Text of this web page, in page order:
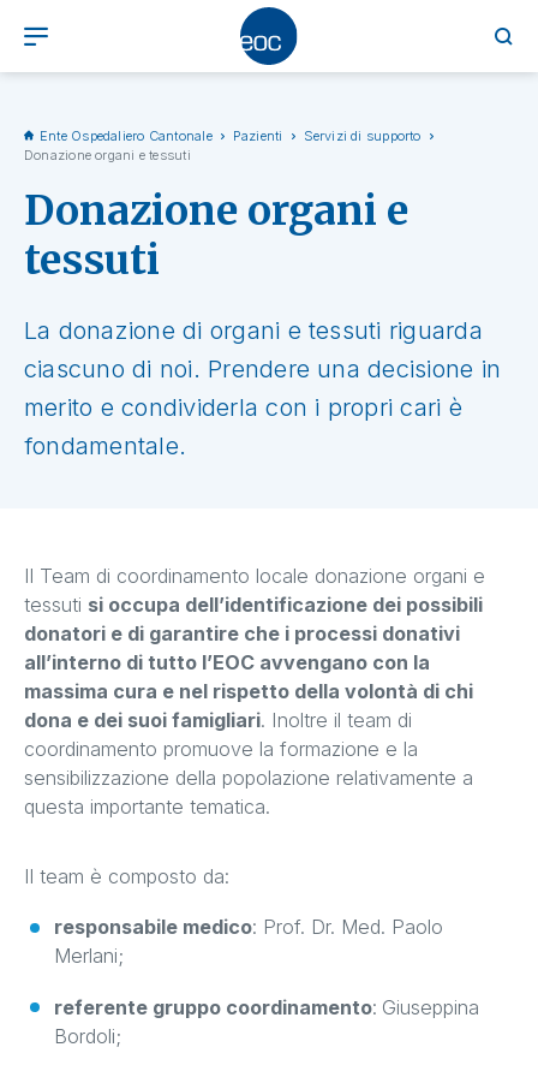
Ente Ospedaliero Cantonale Pazienti
Servizi di supporto
Donazione organi e tessuti
Donazione organi e
tessuti
La donazione di organi e tessuti riguarda
ciascuno di noi. Prendere una decisione in
merito e condividerla con i propri cari è
fondamentale.
Il Team di coordinamento locale donazione organi e
tessuti si occupa dell’identificazione dei possibili
donatori e di garantire che i processi donativi
all’interno di tutto l’EOC avvengano con la
massima cura e nel rispetto della volontà di chi
dona e dei suoi famigliari. Inoltre il team di
coordinamento promuove la formazione e la
sensibilizzazione della popolazione relativamente a
questa importante tematica.
Il team è composto da:
responsabile medico: Prof. Dr. Med. Paolo
Merlani;
referente gruppo coordinamento: Giuseppina
Bordoli;